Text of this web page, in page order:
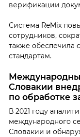
верификации
Система ReMix
сотрудников,
также обеспечила
стандартам.
Словакии
по обработке
В 2021 году
международного
Словакии и